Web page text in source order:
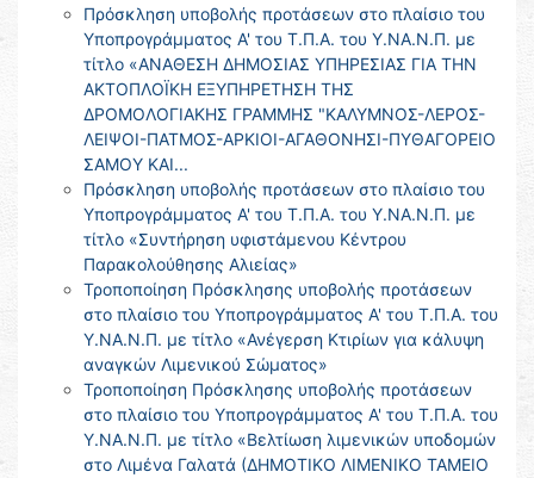
Πρόσκληση υποβολής προτάσεων στο πλαίσιο του
Υποπρογράμματος Α' του Τ.Π.Α. του Υ.ΝΑ.Ν.Π. με
τίτλο «ΑΝΑΘΕΣΗ ΔΗΜΟΣΙΑΣ ΥΠΗΡΕΣΙΑΣ ΓΙΑ ΤΗΝ
ΑΚΤΟΠΛΟΪΚΗ ΕΞΥΠΗΡΕΤΗΣΗ ΤΗΣ
ΔΡΟΜΟΛΟΓΙΑΚΗΣ ΓΡΑΜΜΗΣ "ΚΑΛΥΜΝΟΣ-ΛΕΡΟΣ-
ΛΕΙΨΟΙ-ΠΑΤΜΟΣ-ΑΡΚΙΟΙ-ΑΓΑΘΟΝΗΣΙ-ΠΥΘΑΓΟΡΕΙΟ
ΣΑΜΟΥ ΚΑΙ...
Πρόσκληση υποβολής προτάσεων στο πλαίσιο του
Υποπρογράμματος Α' του Τ.Π.Α. του Υ.ΝΑ.Ν.Π. με
τίτλο «Συντήρηση υφιστάμενου Κέντρου
Παρακολούθησης Αλιείας»
Τροποποίηση Πρόσκλησης υποβολής προτάσεων
στο πλαίσιο του Υποπρογράμματος Α' του Τ.Π.Α. του
Υ.ΝΑ.Ν.Π. με τίτλο «Ανέγερση Κτιρίων για κάλυψη
αναγκών Λιμενικού Σώματος»
Τροποποίηση Πρόσκλησης υποβολής προτάσεων
στο πλαίσιο του Υποπρογράμματος Α' του Τ.Π.Α. του
Υ.ΝΑ.Ν.Π. με τίτλο «Βελτίωση λιμενικών υποδομών
στο Λιμένα Γαλατά (ΔΗΜΟΤΙΚΟ ΛΙΜΕΝΙΚΟ ΤΑΜΕΙΟ